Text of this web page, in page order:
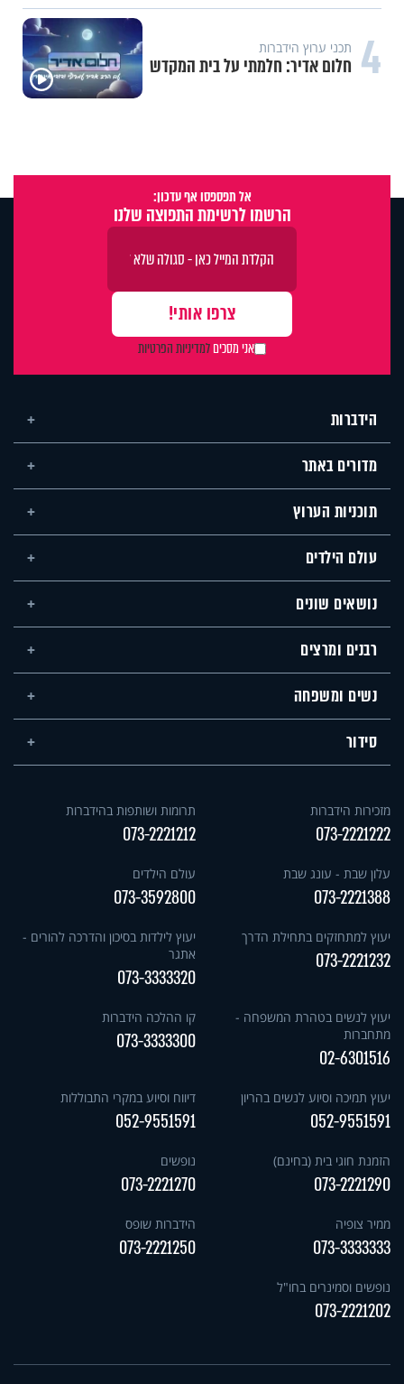
4 תכני ערוץ הידברות
חלום אדיר: חלמתי על בית המקדש
אל תפספסו אף עדכון:
הרשמו לרשימת התפוצה שלנו
אני מסכיםלמדיניות הפרטיות
הידברות
מדורים באתר
תוכניות הערוץ
עולם הילדים
נושאים שונים
רבנים ומרצים
נשים ומשפחה
סידור
מזכירות הידברות
073-2221222
תרומות ושותפות בהידברות
073-2221212
עלון שבת - עונג שבת
073-2221388
עולם הילדים
073-3592800
יעוץ למתחזקים בתחילת הדרך
073-2221232
יעוץ לילדות בסיכון והדרכה להורים -
אתגר
073-3333320
יעוץ לנשים בטהרת המשפחה -
מתחברות
02-6301516
קו ההלכה הידברות
073-3333300
יעוץ תמיכה וסיוע לנשים בהריון
052-9551591
דיווח וסיוע במקרי התבוללות
052-9551591
הזמנת חוגי בית (בחינם)
073-2221290
נופשים
073-2221270
ממיר צופיה
073-3333333
הידברות שופס
073-2221250
נופשים וסמינרים בחו"ל
073-2221202